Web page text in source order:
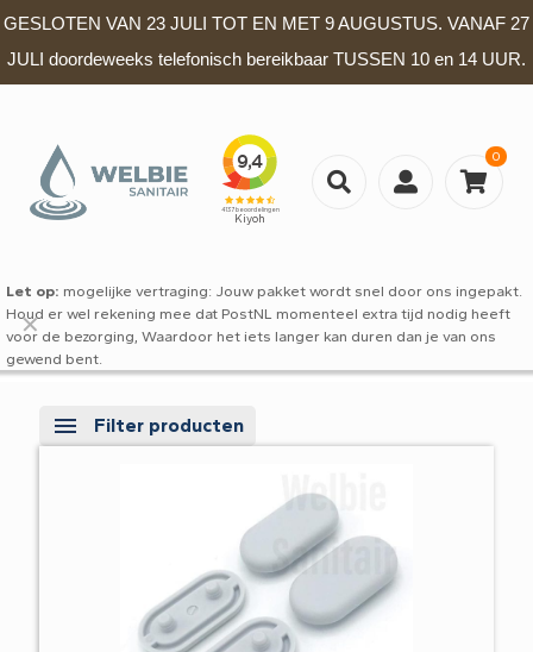
GESLOTEN VAN 23 JULI TOT EN MET 9 AUGUSTUS. VANAF 27
JULI doordeweeks telefonisch bereikbaar TUSSEN 10 en 14 UUR.
0
Let op: mogelijke vertraging: Jouw pakket wordt snel door ons ingepakt.
Houd er wel rekening mee dat PostNL momenteel extra tijd nodig heeft
voor de bezorging, Waardoor het iets langer kan duren dan je van ons
gewend bent.
✕
Filter producten